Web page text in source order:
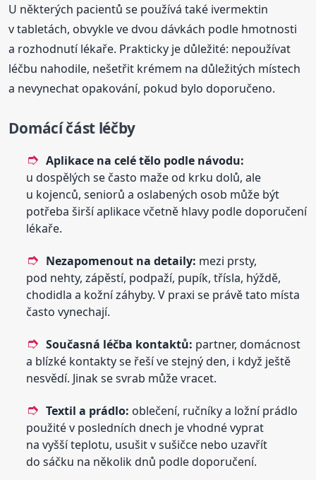
U některých pacientů se používá také ivermektin
v tabletách, obvykle ve dvou dávkách podle hmotnosti
a rozhodnutí lékaře. Prakticky je důležité: nepoužívat
léčbu nahodile, nešetřit krémem na důležitých místech
a nevynechat opakování, pokud bylo doporučeno.
Domácí část léčby
Aplikace na celé tělo podle návodu:
u dospělých se často maže od krku dolů, ale
u kojenců, seniorů a oslabených osob může být
potřeba širší aplikace včetně hlavy podle doporučení
lékaře.
Nezapomenout na detaily: mezi prsty,
pod nehty, zápěstí, podpaží, pupík, třísla, hýždě,
chodidla a kožní záhyby. V praxi se právě tato místa
často vynechají.
Současná léčba kontaktů: partner, domácnost
a blízké kontakty se řeší ve stejný den, i když ještě
nesvědí. Jinak se svrab může vracet.
Textil a prádlo: oblečení, ručníky a ložní prádlo
použité v posledních dnech je vhodné vyprat
na vyšší teplotu, usušit v sušičce nebo uzavřít
do sáčku na několik dnů podle doporučení.